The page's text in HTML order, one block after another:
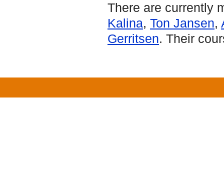
There are currently
Kalina, Ton Jansen,
Gerritsen. Their